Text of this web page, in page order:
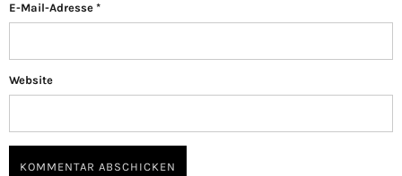
E-Mail-Adresse *
Website